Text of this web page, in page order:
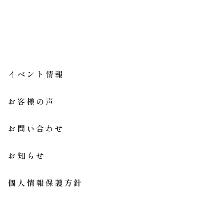
イベント情報
お客様の声
お問い合わせ
お知らせ
個人情報保護方針